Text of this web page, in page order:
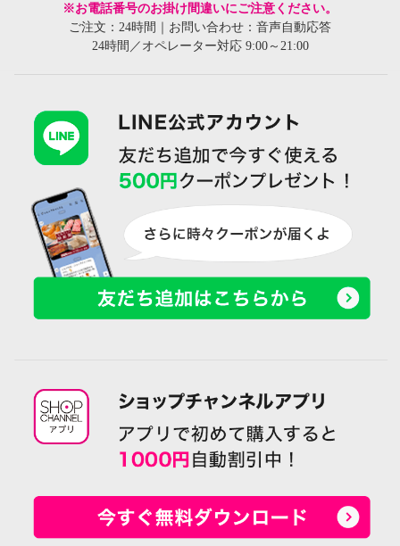
※お電話番号のお掛け間違いにご注意ください。
ご注文：24時間｜お問い合わせ：音声自動応答
24時間／オペレーター対応 9:00～21:00